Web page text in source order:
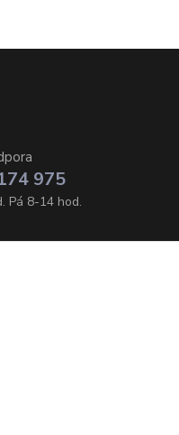
975
Pá 8-14 hod.